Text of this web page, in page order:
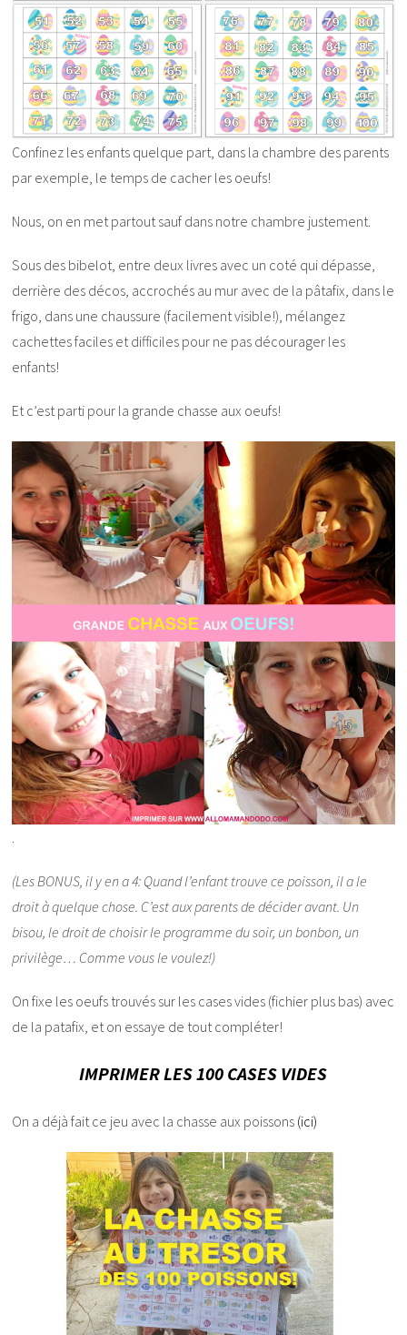
Confinez les enfants quelque part, dans la chambre des parents
par exemple, le temps de cacher les oeufs!
Nous, on en met partout sauf dans notre chambre justement.
Sous des bibelot, entre deux livres avec un coté qui dépasse,
derrière des décos, accrochés au mur avec de la pâtafix, dans le
frigo, dans une chaussure (facilement visible!), mélangez
cachettes faciles et difficiles pour ne pas décourager les
enfants!
Et c’est parti pour la grande chasse aux oeufs!
.
(Les BONUS, il y en a 4: Quand l’enfant trouve ce poisson, il a le
droit à quelque chose. C’est aux parents de décider avant. Un
bisou, le droit de choisir le programme du soir, un bonbon, un
privilège… Comme vous le voulez!)
On fixe les oeufs trouvés sur les cases vides (fichier plus bas) avec
de la patafix, et on essaye de tout compléter!
IMPRIMER LES 100 CASES VIDES
On a déjà fait ce jeu avec la chasse aux poissons (ici)